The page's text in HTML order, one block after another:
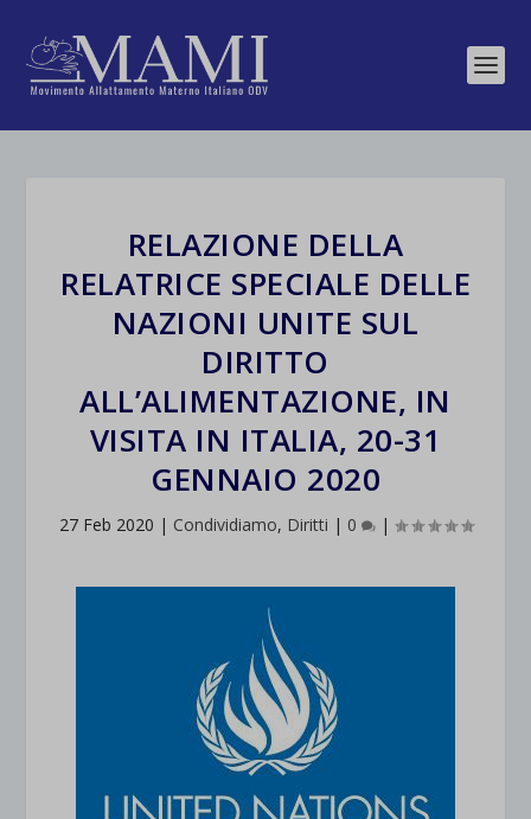
RELAZIONE DELLA
RELATRICE SPECIALE DELLE
NAZIONI UNITE SUL
DIRITTO
ALL’ALIMENTAZIONE, IN
VISITA IN ITALIA, 20-31
GENNAIO 2020
27 Feb 2020 | Condividiamo, Diritti | 0 |